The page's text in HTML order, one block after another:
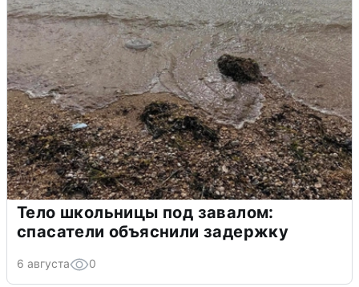
Тело школьницы под завалом:
спасатели объяснили задержку
6 августа 0